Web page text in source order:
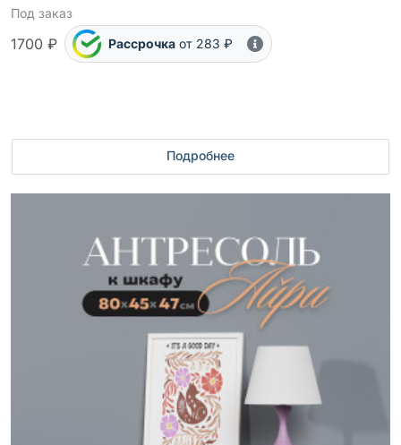
Под заказ
1700 ₽ Рассрочка от 283 ₽
Подробнее